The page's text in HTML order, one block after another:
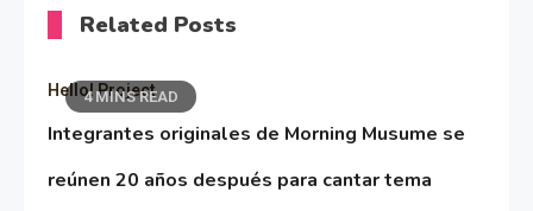
Related Posts
4 MINS READ
Hello! Project
Integrantes originales de Morning Musume se
reúnen 20 años después para cantar tema